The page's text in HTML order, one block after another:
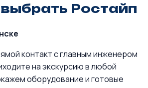
Ростайп
контакт с главным инженером
на экскурсию в любой
оборудование и готовые